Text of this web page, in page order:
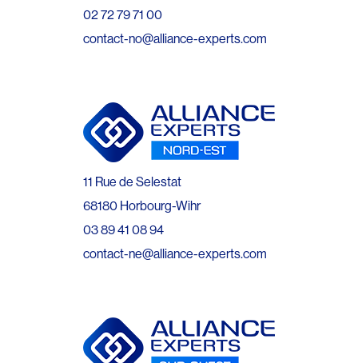
02 72 79 71 00
contact-no@alliance-experts.com
11 Rue de Selestat
68180 Horbourg-Wihr
03 89 41 08 94
contact-ne@alliance-experts.com